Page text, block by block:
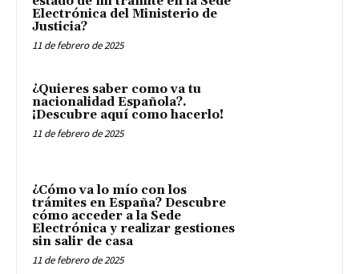
Electrónica del Ministerio de
Justicia?
11 de febrero de 2025
¿Quieres saber como va tu
nacionalidad Española?.
¡Descubre aquí como hacerlo!
11 de febrero de 2025
¿Cómo va lo mío con los
trámites en España? Descubre
cómo acceder a la Sede
Electrónica y realizar gestiones
sin salir de casa
11 de febrero de 2025